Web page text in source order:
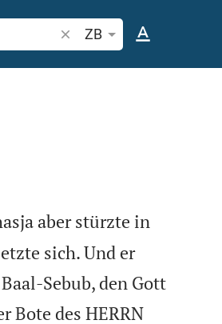
Bibelstelle oder Begriff suchen
ZB
aber stürzte in
sich. Und er
Sebub, den Gott
Bote des HERRN